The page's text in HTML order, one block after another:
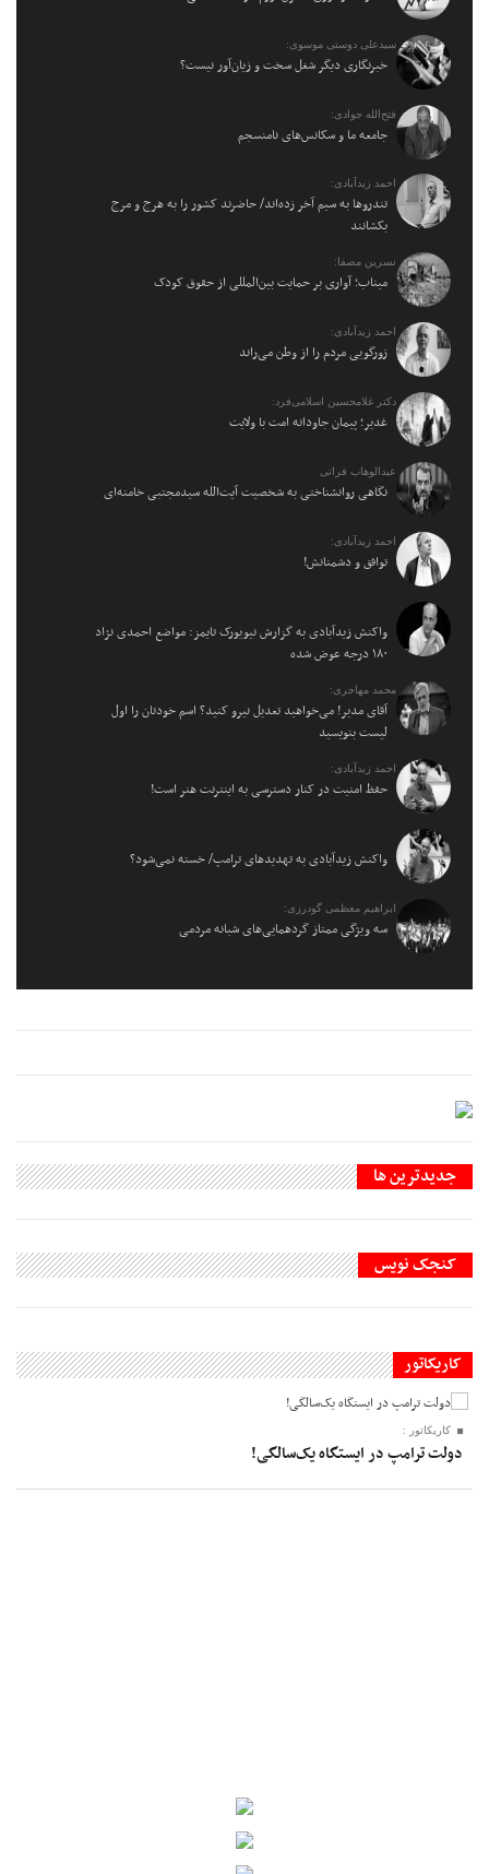
سیدعلی دوستی موسوی:
خبرنگاری دیگر شغل سخت و زیان‌آور نیست؟
فتح‌الله جوادی:
جامعه ما و سکانس‌های نامنسجم
احمد زیدآبادی:
تندروها به سیم آخر زده‌اند/ حاضرند کشور را به هرج و مرج
بکشانند
نسرین مصفا:
میناب؛ آواری بر حمایت بین‌المللی از حقوق کودک
احمد زیدآبادی:
زورگویی مردم را از وطن می‌راند
دکتر غلامحسین اسلامی‌فرد:
غدیر؛ پیمان جاودانه امت با ولایت
عبدالوهاب فراتی
نگاهی روانشناختی به شخصیت آیت‌الله سیدمجتبی خامنه‌ای
احمد زیدآبادی:
توافق و دشمنانش!
واکنش زیدآبادی به گزارش نیویورک تایمز: مواضع احمدی نژاد
۱۸۰ درجه عوض شده
محمد مهاجری:
آقای مدیر! می‌خواهید تعدیل نیرو کنید؟ اسم خودتان را اول
لیست بنویسید
احمد زیدآبادی:
حفظ امنیت در کنار دسترسی به اینترنت هنر است!
واکنش زیدآبادی به تهدیدهای ترامپ/ خسته نمی‌شود؟
ابراهیم معظمی گودرزی:
سه ویژگی ممتاز گردهمایی‌های شبانه مردمی
جديدترين ها
کنجک نویس
کاریکاتور
کاریکاتور :
دولت ترامپ در ایستگاه یک‌سالگی!